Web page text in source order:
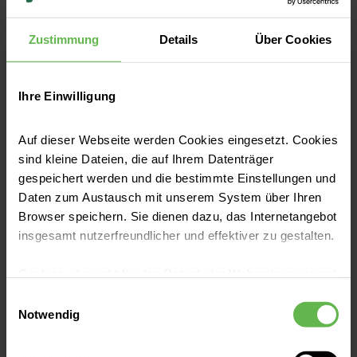
Zustimmung Details Über Cookies
Ihre Einwilligung
Auf dieser Webseite werden Cookies eingesetzt. Cookies
sind kleine Dateien, die auf Ihrem Datenträger
gespeichert werden und die bestimmte Einstellungen und
Daten zum Austausch mit unserem System über Ihren
Browser speichern. Sie dienen dazu, das Internetangebot
insgesamt nutzerfreundlicher und effektiver zu gestalten.
eingesetzt werden.
Es steht Ihnen frei, unsere Seite mit nur den notwendigen
Notwendig
für die Praxis entwickeln: Die Auszubildenden
Bildungszentrum Nienburg haben im Projekt
Herausforderungen aus dem Pflegealltag
aufgegriffen, Lösungen erarbeitet und ihre
Ergebnisse im Rahmen eines Praxisforums
vorgestellt. Dabei standen Themen wie
Theorie-Praxis-Transfer, Kommunikation,